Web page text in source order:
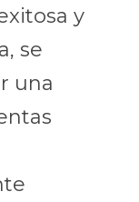
y
se
una